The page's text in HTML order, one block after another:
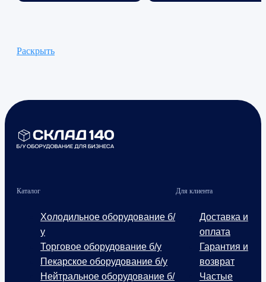
Раскрыть
Каталог
Холодильное оборудование б/
у
Торговое оборудование б/у
Пекарское оборудование б/у
Нейтральное оборудование б/
Для клиента
Доставка и
оплата
Гарантия и
возврат
Частые